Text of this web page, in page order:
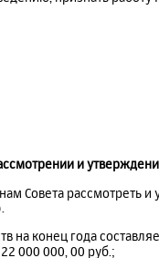
и
Совета рассмотреть и
на конец года
000 000, 00 руб.;